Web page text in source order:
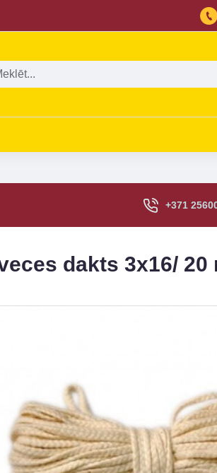
+371
dakts 3x16/ 20